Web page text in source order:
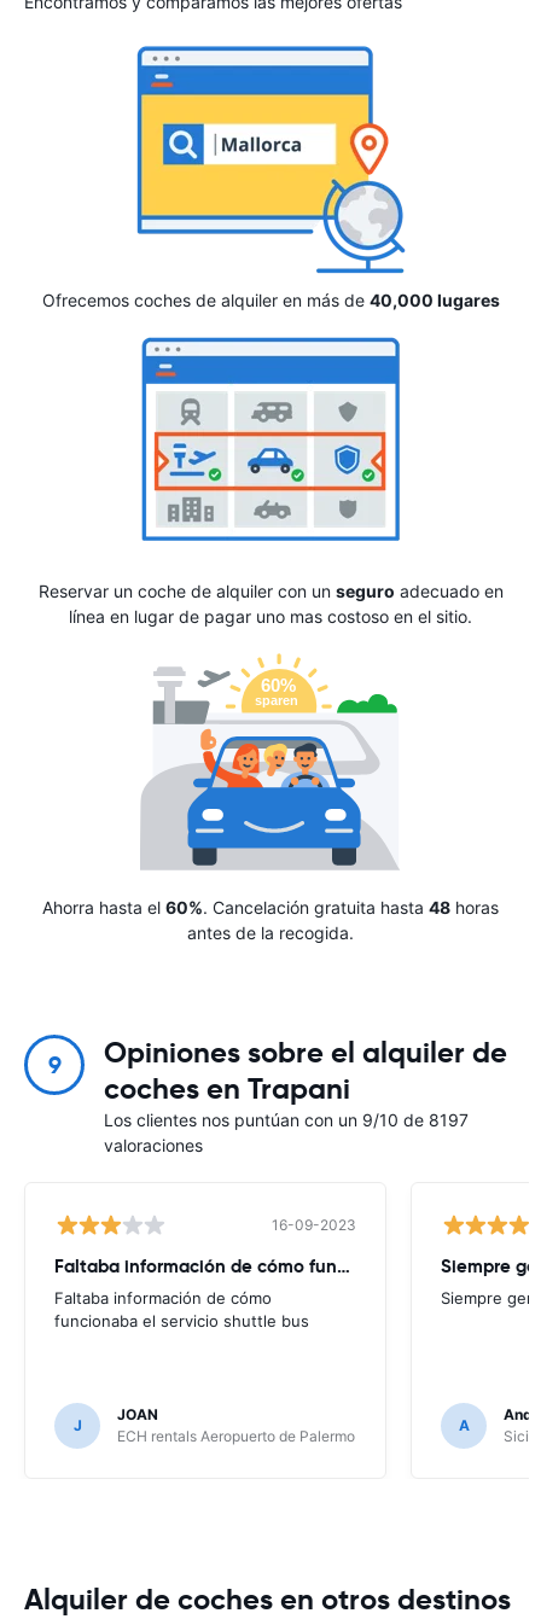
Ofrecemos coches de alquiler en más de 40,000 lugares
Reservar un coche de alquiler con un seguro adecuado en
línea en lugar de pagar uno mas costoso en el sitio.
Ahorra hasta el 60%. Cancelación gratuita hasta 48 horas
antes de la recogida.
9
Opiniones sobre el alquiler de
coches en Trapani
Los clientes nos puntúan con un 9/10 de 8197
valoraciones
16-09-2023
Faltaba información de cómo funcionaba
Faltaba información de cómo
funcionaba el servicio shuttle bus
J
JOAN
ECH rentals Aeropuerto de Palermo
Siempre
Siempre
A
Alquiler de coches en otros destinos